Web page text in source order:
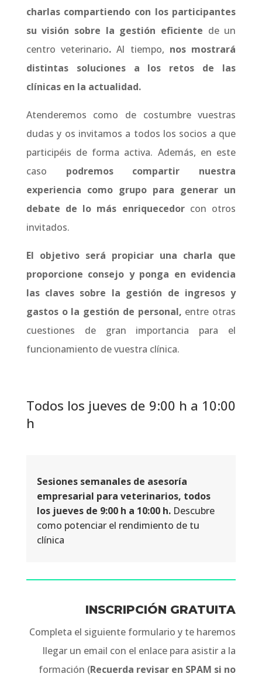
charlas compartiendo con los participantes
su visión sobre la gestión eficiente de un
centro veterinario. Al tiempo, nos mostrará
distintas soluciones a los retos de las
clínicas en la actualidad.
Atenderemos como de costumbre vuestras
dudas y os invitamos a todos los socios a que
participéis de forma activa. Además, en este
caso
podremos compartir nuestra
experiencia como grupo para generar un
debate de lo más enriquecedor con otros
invitados.
El objetivo será propiciar una charla que
proporcione consejo y ponga en evidencia
las claves sobre la gestión de ingresos y
gastos o la gestión de personal, entre otras
cuestiones de gran importancia para el
funcionamiento de vuestra clínica.
Todos los jueves de 9:00 h a 10:00
h
Sesiones semanales de asesoría
empresarial para veterinarios, todos
los jueves de 9:00 h a 10:00 h. Descubre
como potenciar el rendimiento de tu
clínica
INSCRIPCIÓN GRATUITA
Completa el siguiente formulario y te haremos
llegar un email con el enlace para asistir a la
formación (Recuerda revisar en SPAM si no